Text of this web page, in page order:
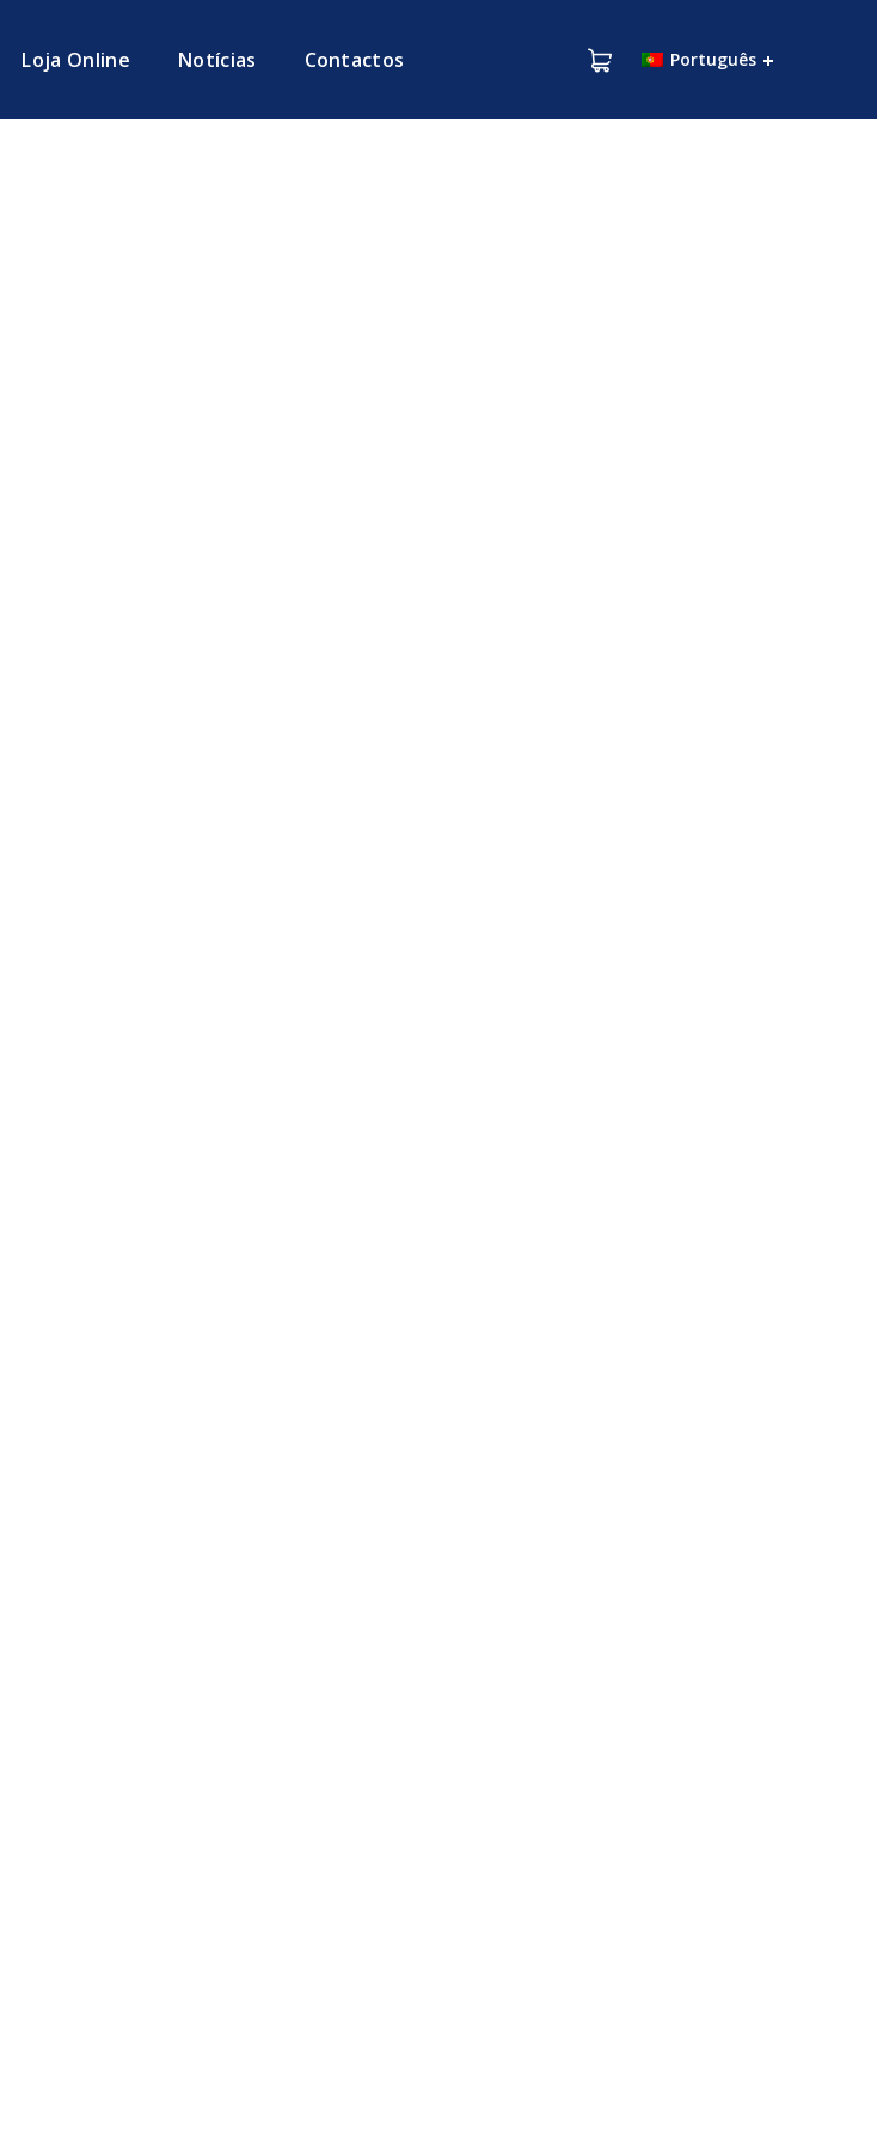
Loja Online Notícias Contactos Português